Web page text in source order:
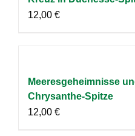
12,00 €
Meeresgeheimnisse
Chrysanthe-Spitze
12,00 €